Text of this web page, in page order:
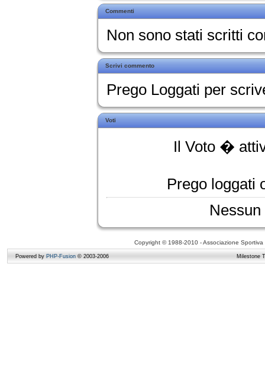
Commenti
Non sono stati scritti
Scrivi commento
Prego Loggati per
Voti
Il Voto �
Prego loggati
Copyright © 1988-2010 - Associazione
Powered by PHP-Fusion © 2003-2006 Milestone